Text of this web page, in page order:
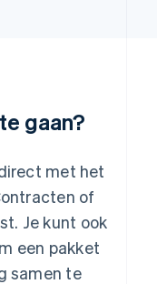
gaan?
met het
of
Je kunt ook
een pakket
samen te